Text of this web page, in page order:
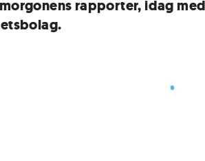
rapporter, idag